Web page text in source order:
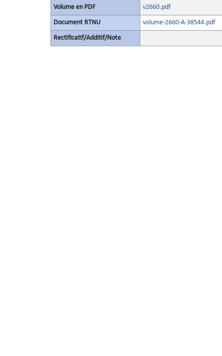
Volume en PDF v2660.pdf
Document RTNU volume-2660-A-38544.pdf
Rectificatif/Additif/Note